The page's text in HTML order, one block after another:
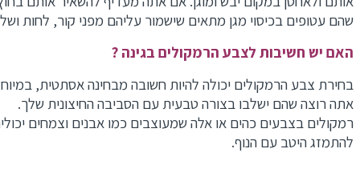
שהם עטופים בכיסוי מגן מתאים שישמור עליהם מפני קור, לחות
האם יש חשיבות לצבע הרמקולים בגינה ?
בחירת צבע הרמקולים יכולה להיות חשובה מבחינה אסתטית,
אתה רוצה שהם ישלבו בצורה טבעית עם הסביבה החיצונית שלך.
רמקולים בצבעים כהים או אלה שמעוצבים כמו אבנים וצמחים
להתמזג היטב עם הנוף.